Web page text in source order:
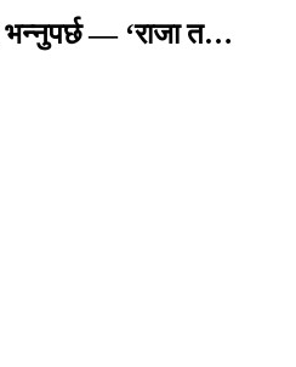
— ‘राजा त…